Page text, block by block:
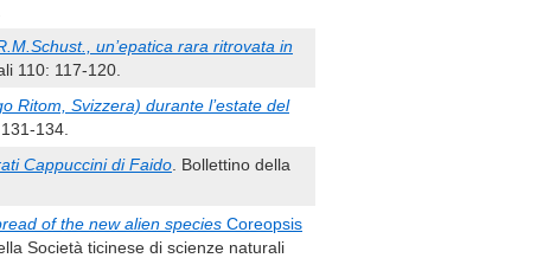
un’epatica rara ritrovata in
110: 117-120.
Ritom, Svizzera) durante l’estate del
134.
Cappuccini di Faido . Bollettino della
of the new alien species Coreopsis
Società ticinese di scienze naturali